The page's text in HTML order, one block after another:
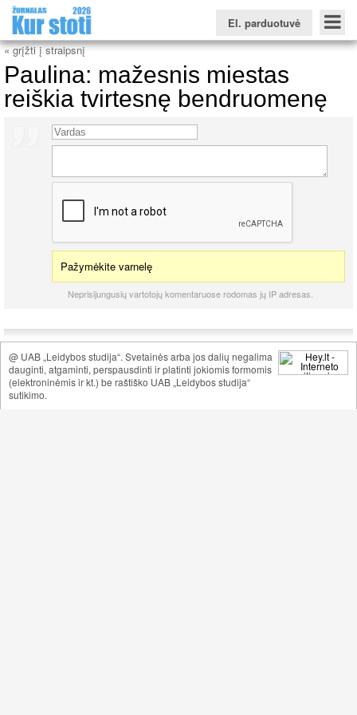
El. parduotuvė
Konkursinio balo skaičiuoklė
Naujienos Svarbiausios datos Apie studijas užsienyje Testai
Kolegijų sritis
Profesinių mokyklų sritis
« grįžti į straipsnį
Paulina: mažesnis miestas
reiškia tvirtesnę bendruomenę
Pažymėkite varnelę
Neprisijungusių vartotojų komentaruose rodomas jų IP adresas.
@ UAB „Leidybos studija“. Svetainės arba jos dalių negalima
dauginti, atgaminti, perspausdinti ir platinti jokiomis formomis
(elektroninėmis ir kt.) be raštiško UAB „Leidybos studija“
sutikimo.